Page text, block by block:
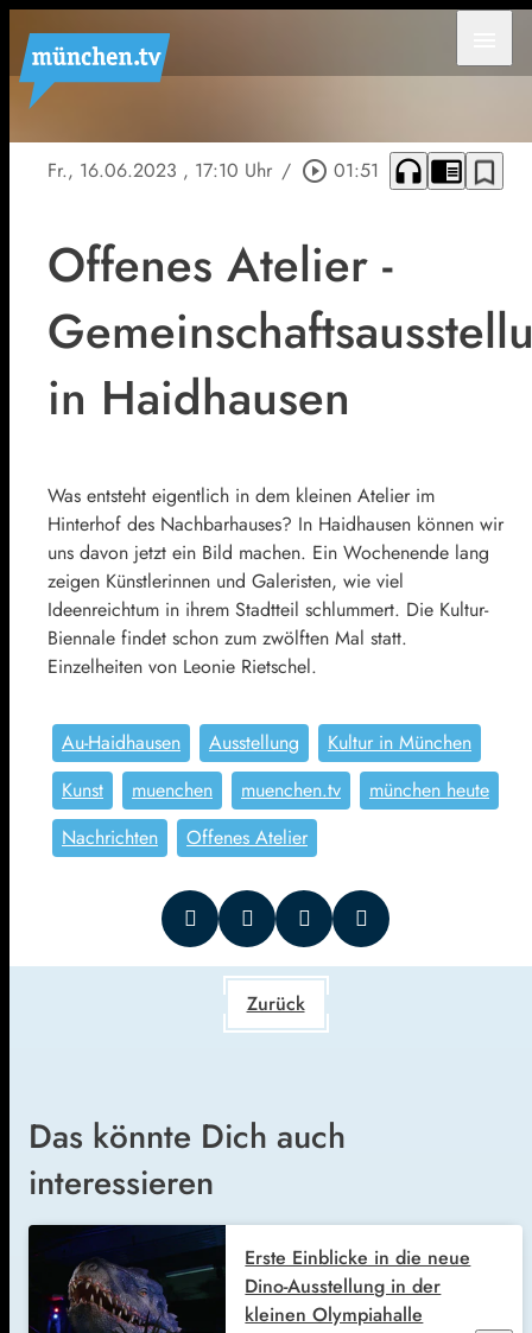
Fr., 16.06.2023 , 17:10 Uhr / play_circle_outline 01:51 headphones chrome_reader_mode bookmark_border
Offenes Atelier -
in Haidhausen
Was entsteht eigentlich in dem kleinen Atelier im
Hinterhof des Nachbarhauses? In Haidhausen können wir
uns davon jetzt ein Bild machen. Ein Wochenende lang
zeigen Künstlerinnen und Galeristen, wie viel
Ideenreichtum in ihrem Stadtteil schlummert. Die Kultur-
Biennale findet schon zum zwölften Mal statt.
Einzelheiten von Leonie Rietschel.
Au-Haidhausen Ausstellung
Kultur in München
Kunst
muenchen muenchen.tv
münchen heute
Nachrichten
Offenes Atelier
Zurück
Das könnte Dich auch
interessieren
Erste Einblicke in die neue
Dino-Ausstellung in der
kleinen Olympiahalle